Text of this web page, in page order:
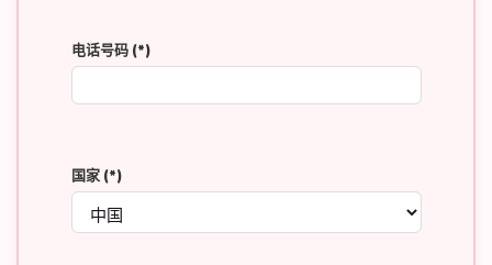
电话号码 (*)
国家 (*)